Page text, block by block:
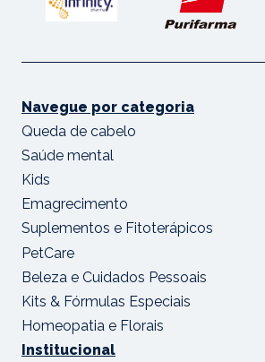
Navegue por categoria
Queda de cabelo
Saúde mental
Kids
Emagrecimento
Suplementos e Fitoterápicos
PetCare
Beleza e Cuidados Pessoais
Kits & Fórmulas Especiais
Homeopatia e Florais
Institucional